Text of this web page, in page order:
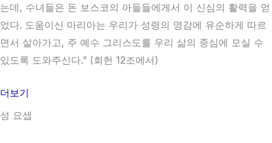
는데, 수녀들은 돈 보스코의 아들들에게서 이 신심의 활력을 얻
었다. 도움이신 마리아는 우리가 성령의 영감에 유순하게 따르
면서 살아가고, 주 예수 그리스도를 우리 삶의 중심에 모실 수
있도록 도와주신다.” (회헌 12조에서)
더보기
성 요셉